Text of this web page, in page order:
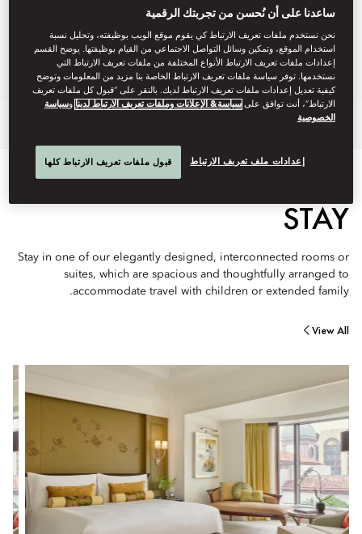
motpe-reservations@mohg.com
+886 2 2715 6888
Ask Away
Stay
Dine
STAY
Stay in one of our elegantly designed, interconnected rooms or
suites, which are spacious and thoughtfully arranged to
accommodate travel with children or extended family.
View All
ساعدنا على أن نُحسن من تجربتك الرقمية
نحن نستخدم ملفات تعريف الارتباط كي يقوم موقع الويب بوظيفته، وتحليل نسبة
استخدام الموقع، وتمكين وسائل التواصل الاجتماعي من القيام بوظيفتها. يوضح القسم
إعدادات ملفات تعريف الارتباط الأنواع المختلفة من ملفات تعريف الارتباط التي
نستخدمها. توفر سياسة ملفات تعريف الارتباط الخاصة بنا مزيد من المعلومات وتوضح
كيفية تعديل إعدادات ملفات تعريف الارتباط لديك. بالنقر على “قبول كل ملفات تعريف
الارتباط”، أنت توافق علىسياسة& الإعلانات وملفات تعريف الارتباط لدينا وسياسة
الخصوصية
إعدادات ملف تعريف الارتباط قبول ملفات تعريف الارتباط كلها